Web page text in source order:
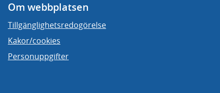
Om webbplatsen
Tillgänglighetsredogörelse
Kakor/cookies
Personuppgifter